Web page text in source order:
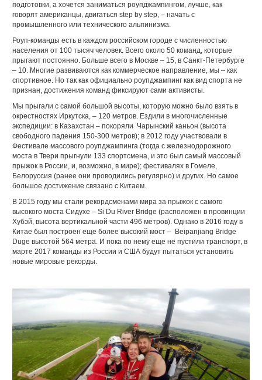
подготовки, а хочется заниматься роупджампингом, лучше, как
говорят американцы, двигаться step by step, – начать с
промышленного или технического альпинизма.
Роуп-команды есть в каждом российском городе с численностью
населения от 100 тысяч человек. Всего около 50 команд, которые
прыгают постоянно. Больше всего в Москве – 15, в Санкт-Петербурге
– 10. Многие развиваются как коммерческое направление, мы – как
спортивное. Но так как официально роупджампинг как вид спорта не
признан, достижения команд фиксируют сами активисты.
Мы прыгали с самой большой высоты, которую можно было взять в
окрестностях Иркутска, – 120 метров. Ездили в многочисленные
экспедиции: в Казахстан – покоряли Чарынский каньон (высота
свободного падения 150-300 метров); в 2012 году участвовали в
Фестивале массового роупджампинга (тогда с железнодорожного
моста в Твери прыгнули 133 спортсмена, и это был самый массовый
прыжок в России, и, возможно, в мире); фестивалях в Гомеле,
Белоруссия (ранее они проводились регулярно) и других. Но самое
большое достижение связано с Китаем.
В 2015 году мы стали рекордсменами мира за прыжок с самого
высокого моста Сидухе – Si Du River Bridge (расположен в провинции
Хубэй, высота вертикальной части 496 метров). Однако в 2016 году в
Китае был построен еще более высокий мост – Beipanjiang Bridge
Duge высотой 564 метра. И пока по нему еще не пустили транспорт, в
марте 2017 команды из России и США будут пытаться установить
новые мировые рекорды.